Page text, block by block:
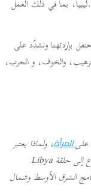
بما في ذلك العمل
بإردتهنا ونشدّد على
والخوف، و الحرب،
علىالمرأة، ولماذا يعتبر
دورها حيوياً في عملية السلام وبناء الدولة، يرجى الاستماع إلى حلقة Libya
الشرق الأوسط وشمال